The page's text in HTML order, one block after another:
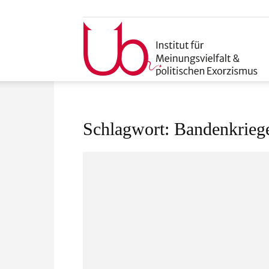
Schlagwort: